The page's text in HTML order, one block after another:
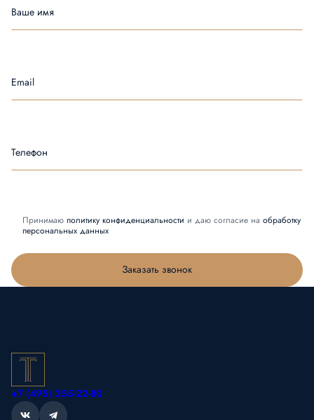
Ваше имя
Email
Телефон
Принимаю политику конфиденциальности и даю согласие на обработку
персональных данных
Заказать звонок
+7 (495) 255-22-80